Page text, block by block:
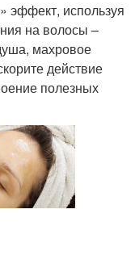
эффект, используя
на волосы –
махровое
действие
полезных